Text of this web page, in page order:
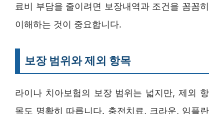
료비 부담을 줄이려면 보장내역과 조건을 꼼꼼히
이해하는 것이 중요합니다.
보장 범위와 제외 항목
라이나 치아보험의 보장 범위는 넓지만, 제외 항
목도 명확히 따릅니다. 충전치료, 크라운, 임플란